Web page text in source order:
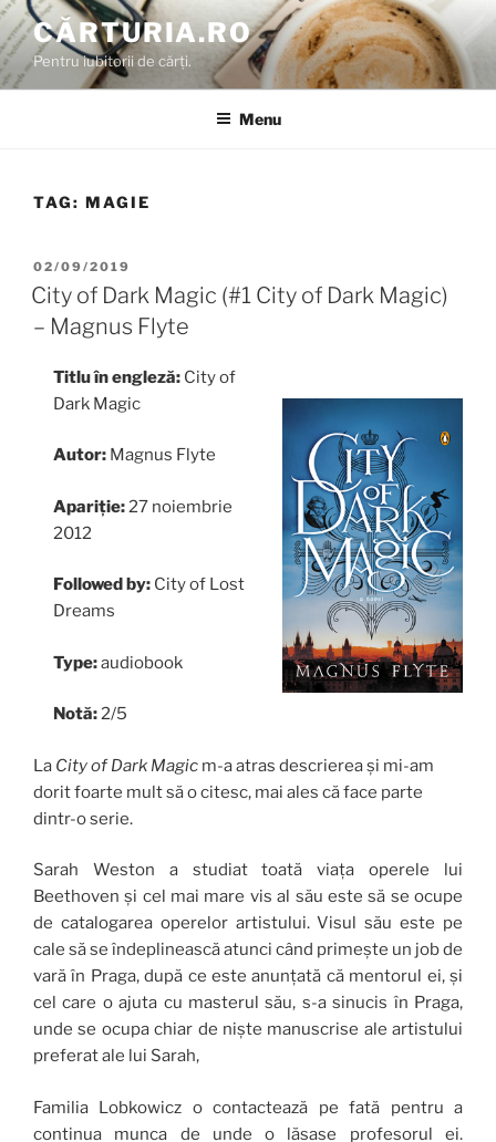
Skip
to
content
CĂRTURIA.RO
Pentru iubitorii de cărți.
Menu
TAG: MAGIE
POSTED
ON
02/09/2019
City of Dark Magic (#1 City of Dark Magic)
– Magnus Flyte
Titlu în engleză: City of
Dark Magic
Autor: Magnus Flyte
Apariție:27 noiembrie
2012
Followed by: City of Lost
Dreams
Type:audiobook
Notă:2/5
La City of Dark Magic m-a atras descrierea și mi-am
dorit foarte mult să o citesc, mai ales că face parte
dintr-o serie.
Sarah Weston a studiat toată viața operele lui
Beethoven și cel mai mare vis al său este să se ocupe
de catalogarea operelor artistului. Visul său este pe
cale să se îndeplinească atunci când primește un job de
vară în Praga, după ce este anunțată că mentorul ei, și
cel care o ajuta cu masterul său, s-a sinucis în Praga,
unde se ocupa chiar de niște manuscrise ale artistului
preferat ale lui Sarah,
Familia Lobkowicz o contactează pe fată pentru a
continua munca de unde o lăsase profesorul ei.